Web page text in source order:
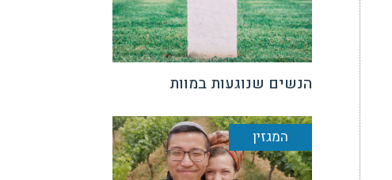
הנשים שנוגעות במוות
המגזין